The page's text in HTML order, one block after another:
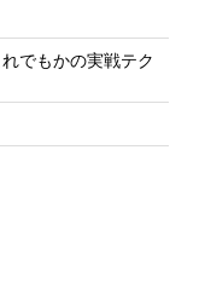
でもかの実戦テク